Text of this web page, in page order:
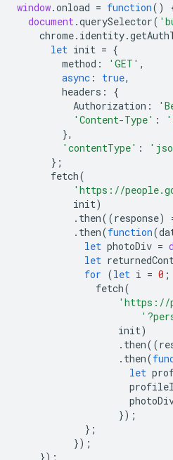
window.onload = function()
document.querySelector(
chrome. identity.
let init = {
method : 'GET' ,
async : true,
headers :
{
Authorization :
'Content-Type' :
},
'contentType' :
};
fetch(
'https://
init)
. then((response)
. then(function(
let photoDiv =
let
for (let i = 0 ;
fetch(
'https://
init)
. then((
. then(
let
});
};
});
});